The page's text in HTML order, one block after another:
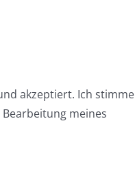
akzeptiert. Ich stimme
meines